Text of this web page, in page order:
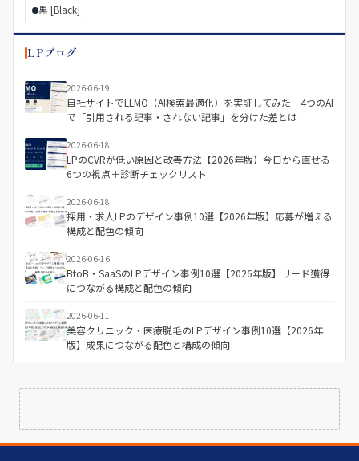
黒 [Black]
LPブログ
2026-06-19
自社サイトでLLMO（AI検索最適化）を実証してみた｜4つのAI
で「引用される記事・されない記事」を分けた差とは
2026-06-18
LPのCVRが低い原因と改善方法【2026年版】今日から直せる
6つの視点＋診断チェックリスト
2026-06-18
採用・求人LPのデザイン事例10選【2026年版】応募が増える
構成と配色の傾向
2026-06-16
BtoB・SaaSのLPデザイン事例10選【2026年版】リード獲得
につながる構成と配色の傾向
2026-06-11
美容クリニック・医療脱毛のLPデザイン事例10選【2026年
版】成果につながる配色と構成の傾向